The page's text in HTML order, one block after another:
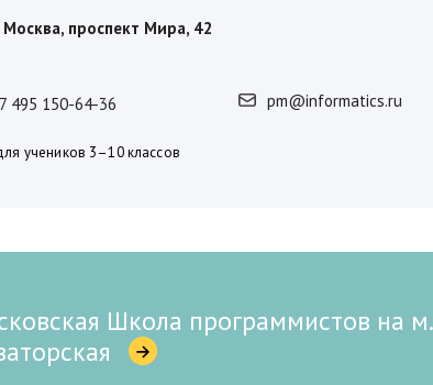
Москва, проспект Мира, 42
495 150-64-36 pm@informatics.ru
учеников 3–10 классов
Школа программистов на м.